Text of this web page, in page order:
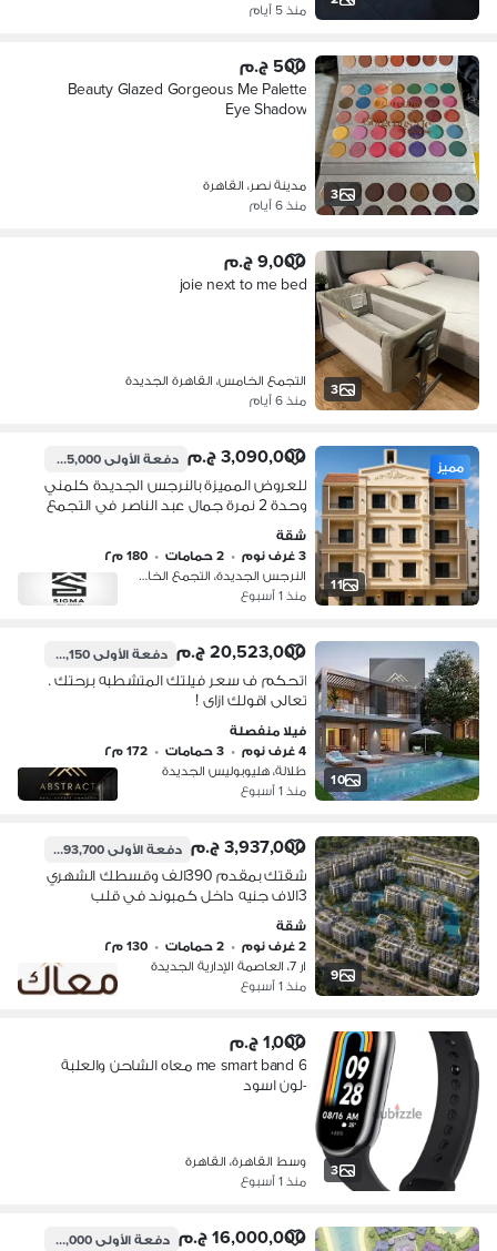
منذ 5 أيام
3
500 ج.م
Beauty Glazed Gorgeous Me Palette
Eye Shadow
مدينة نصر، القاهرة
منذ 6 أيام
3
9,000 ج.م
joie next to me bed
التجمع الخامس، القاهرة الجديدة
منذ 6 أيام
11
مميز 3,090,000 ج.م دفعة الأولى1,545,000 ج.م
للعروض المميزة بالنرجس الجديدة كلمني
وحدة 2 نمرة جمال عبد الناصر في التجمع
النرجس الجديده
شقة
3 غرف نوم
• 2 حمامات • 180 م٢
النرجس الجديدة، التجمع الخامس
منذ 1 أسبوع
10
20,523,000 ج.م دفعة الأولى1,026,150 ج.م
اتحكم ف سعر فيلتك المتشطبه برحتك .
تعالى اقولك ازاى !
فيلا منفصلة
4 غرف نوم
• 3 حمامات • 172 م٢
طلالة، هليوبوليس الجديدة
منذ 1 أسبوع
9
3,937,000 ج.م دفعة الأولى393,700 ج.م
شقتك بمقدم 390الف وقسطك الشهري
3الاف جنيه داخل كمبوند في قلب
تاني عشان الفرصه تفوتك طيب ؟تعالي
اقولك التفاصيل
شقة
2 غرف نوم
• 2 حمامات • 130 م٢
ار 7، العاصمة الإدارية الجديدة
منذ 1 أسبوع
3
1,000 ج.م
me smart band 6 معاه الشاحن والعلبة
-لون اسود
وسط القاهرة، القاهرة
منذ 1 أسبوع
16,000,000 ج.م دفعة الأولى2,600,000 ج.م